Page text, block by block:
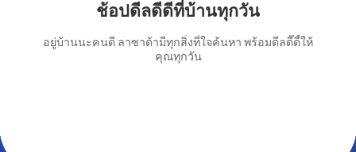
ช้อปดีลดีดีที่บ้านทุกวัน
อยู่บ้านนะคนดี ลาซาด้ามีทุกสิ่งที่ใจค้นหา พร้อมดีลดี๊ดี้ให้
คุณทุกวัน